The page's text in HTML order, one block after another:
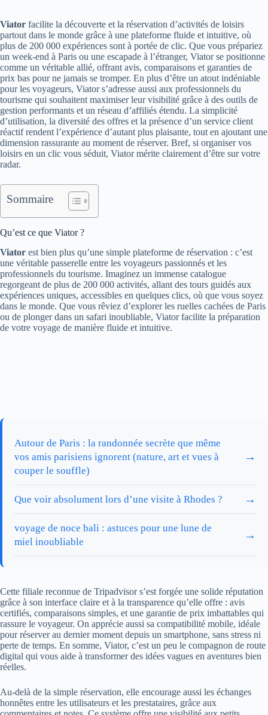
Viator facilite la découverte et la réservation d’activités de loisirs
partout dans le monde grâce à une plateforme fluide et intuitive, où
plus de 200 000 expériences sont à portée de clic. Que vous prépariez
un week-end à Paris ou une escapade à l’étranger, Viator se positionne
comme un véritable allié, offrant avis, comparaisons et garanties de
prix bas pour ne jamais se tromper. En plus d’être un atout indéniable
pour les voyageurs, Viator s’adresse aussi aux professionnels du
tourisme qui souhaitent maximiser leur visibilité grâce à des outils de
gestion performants et un réseau d’affiliés étendu. La simplicité
d’utilisation, la diversité des offres et la présence d’un service client
réactif rendent l’expérience d’autant plus plaisante, tout en ajoutant une
dimension rassurante au moment de réserver. Bref, si organiser vos
loisirs en un clic vous séduit, Viator mérite clairement d’être sur votre
radar.
Sommaire
Qu’est ce que Viator ?
Viator est bien plus qu’une simple plateforme de réservation : c’est
une véritable passerelle entre les voyageurs passionnés et les
professionnels du tourisme. Imaginez un immense catalogue
regorgeant de plus de 200 000 activités, allant des tours guidés aux
expériences uniques, accessibles en quelques clics, où que vous soyez
dans le monde. Que vous rêviez d’explorer les ruelles cachées de Paris
ou de plonger dans un safari inoubliable, Viator facilite la préparation
de votre voyage de manière fluide et intuitive.
Autour de Paris : la randonnée secrète que même
vos amis parisiens ignorent (nature, art et vues à
couper le souffle)
→
Que voir absolument lors d’une visite à Rhodes ? →
voyage de noce bali : astuces pour une lune de
miel inoubliable
→
Cette filiale reconnue de Tripadvisor s’est forgée une solide réputation
grâce à son interface claire et à la transparence qu’elle offre : avis
certifiés, comparaisons simples, et une garantie de prix imbattables qui
rassure le voyageur. On apprécie aussi sa compatibilité mobile, idéale
pour réserver au dernier moment depuis un smartphone, sans stress ni
perte de temps. En somme, Viator, c’est un peu le compagnon de route
digital qui vous aide à transformer des idées vagues en aventures bien
réelles.
Au-delà de la simple réservation, elle encourage aussi les échanges
honnêtes entre les utilisateurs et les prestataires, grâce aux